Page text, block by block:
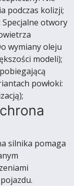
podczas kolizji;
otwory
wymiany oleju
modeli);
powłoki:
silnika pomaga